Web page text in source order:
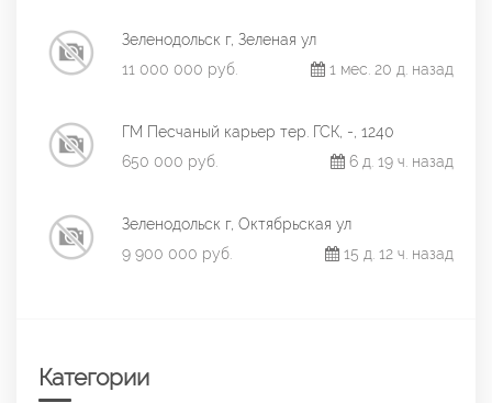
Зеленодольск г, Зеленая ул
11 000 000 руб.
1 мес. 20 д. назад
ГМ Песчаный карьер тер. ГСК, -, 1240
650 000 руб.
6 д. 19 ч. назад
Зеленодольск г, Октябрьская ул
9 900 000 руб.
15 д. 12 ч. назад
Категории